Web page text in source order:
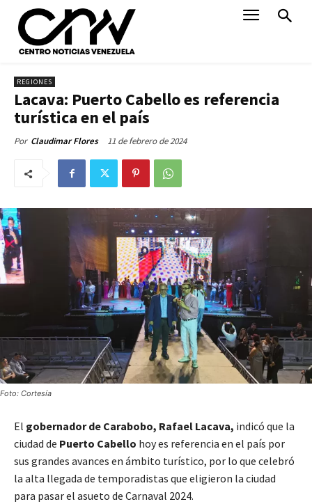
REGIONES
Lacava: Puerto Cabello es referencia
turística en el país
Por Claudimar Flores 11 de febrero de 2024
Foto: Cortesía
El gobernador de Carabobo, Rafael Lacava, indicó que la
ciudad de Puerto Cabello hoy es referencia en el país por
sus grandes avances en ámbito turístico, por lo que celebró
la alta llegada de temporadistas que eligieron la ciudad
para pasar el asueto de Carnaval 2024.